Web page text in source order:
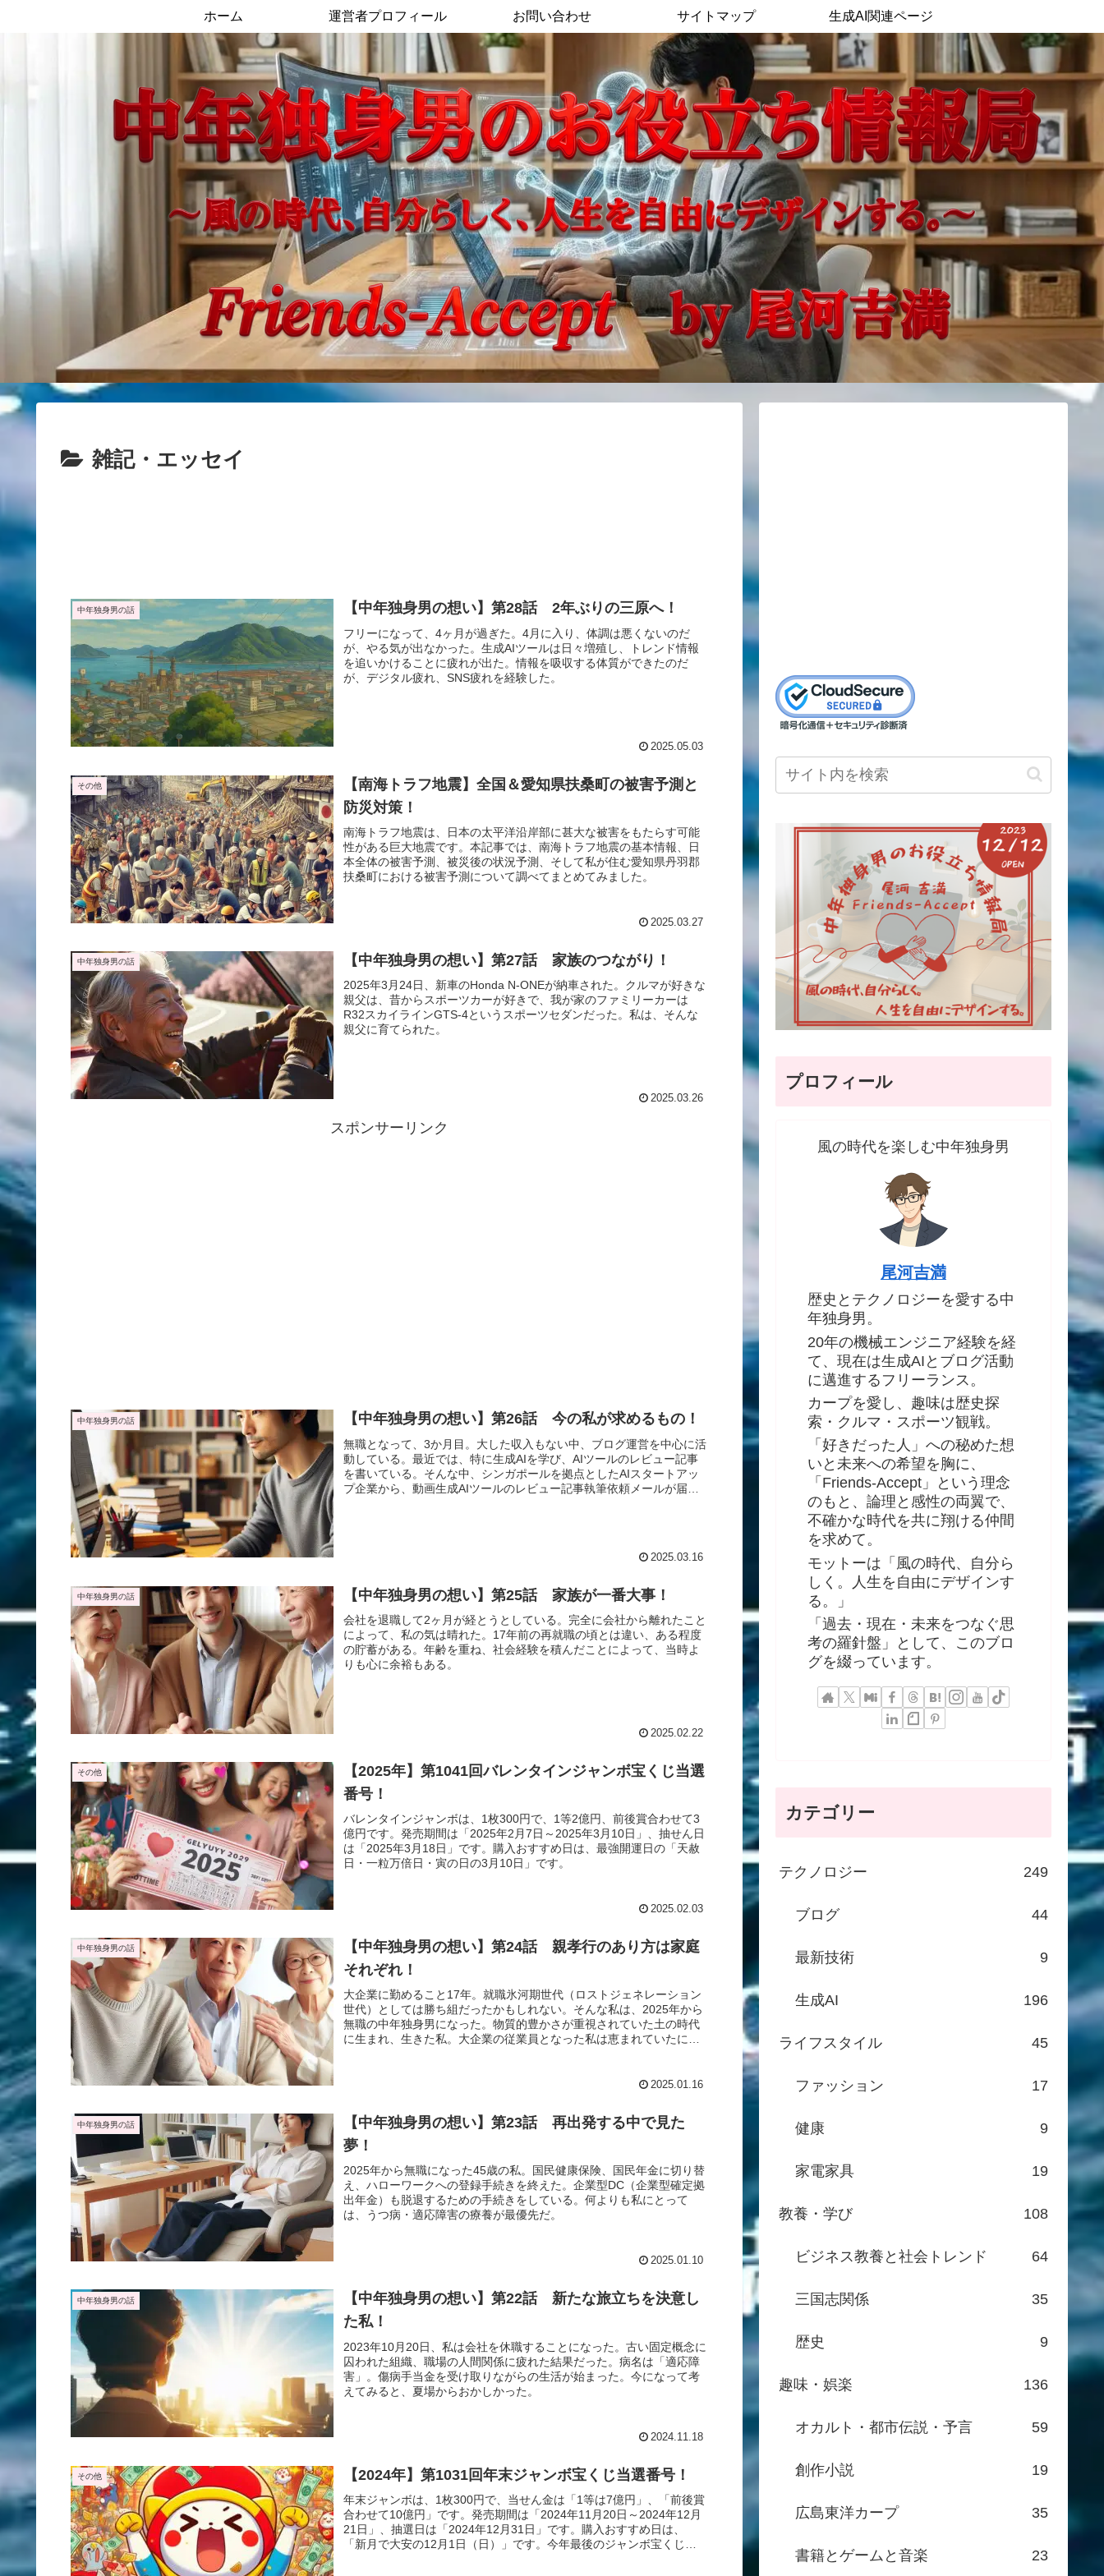
ホーム 運営者プロフィール お問い合わせ サイトマップ 生成AI関連ページ
雑記・エッセイ
中年独身男の話 【中年独身男の想い】第28話 2年ぶりの三原へ！
フリーになって、4ヶ月が過ぎた。4月に入り、体調は悪くないのだ
が、やる気が出なかった。生成AIツールは日々増殖し、トレンド情報
を追いかけることに疲れが出た。情報を吸収する体質ができたのだ
が、デジタル疲れ、SNS疲れを経験した。
2025.05.03
その他
【南海トラフ地震】全国＆愛知県扶桑町の被害予測と
防災対策！
南海トラフ地震は、日本の太平洋沿岸部に甚大な被害をもたらす可能
性がある巨大地震です。本記事では、南海トラフ地震の基本情報、日
本全体の被害予測、被災後の状況予測、そして私が住む愛知県丹羽郡
扶桑町における被害予測について調べてまとめてみました。
2025.03.27
中年独身男の話 【中年独身男の想い】第27話 家族のつながり！
2025年3月24日、新車のHonda N-ONEが納車された。クルマが好きな
親父は、昔からスポーツカーが好きで、我が家のファミリーカーは
R32スカイラインGTS-4というスポーツセダンだった。私は、そんな
親父に育てられた。
2025.03.26
スポンサーリンク
中年独身男の話 【中年独身男の想い】第26話 今の私が求めるもの！
無職となって、3か月目。大した収入もない中、ブログ運営を中心に活
動している。最近では、特に生成AIを学び、AIツールのレビュー記事
を書いている。そんな中、シンガポールを拠点としたAIスタートアッ
プ企業から、動画生成AIツールのレビュー記事執筆依頼メールが届い
2025.03.16
中年独身男の話 【中年独身男の想い】第25話 家族が一番大事！
会社を退職して2ヶ月が経とうとしている。完全に会社から離れたこと
によって、私の気は晴れた。17年前の再就職の頃とは違い、ある程度
の貯蓄がある。年齢を重ね、社会経験を積んだことによって、当時よ
りも心に余裕もある。
2025.02.22
その他
【2025年】第1041回バレンタインジャンボ宝くじ当選
番号！
バレンタインジャンボは、1枚300円で、1等2億円、前後賞合わせて3
億円です。発売期間は「2025年2月7日～2025年3月10日」、抽せん日
は「2025年3月18日」です。購入おすすめ日は、最強開運日の「天赦
日・一粒万倍日・寅の日の3月10日」です。
2025.02.03
中年独身男の話
【中年独身男の想い】第24話 親孝行のあり方は家庭
それぞれ！
大企業に勤めること17年。就職氷河期世代（ロストジェネレーション
世代）としては勝ち組だったかもしれない。そんな私は、2025年から
無職の中年独身男になった。物質的豊かさが重視されていた土の時代
に生まれ、生きた私。大企業の従業員となった私は恵まれていたに違
2025.01.16
中年独身男の話
【中年独身男の想い】第23話 再出発する中で見た
夢！
2025年から無職になった45歳の私。国民健康保険、国民年金に切り替
え、ハローワークへの登録手続きを終えた。企業型DC（企業型確定拠
出年金）も脱退するための手続きをしている。何よりも私にとって
は、うつ病・適応障害の療養が最優先だ。
2025.01.10
中年独身男の話
【中年独身男の想い】第22話 新たな旅立ちを決意し
た私！
2023年10月20日、私は会社を休職することになった。古い固定概念に
囚われた組織、職場の人間関係に疲れた結果だった。病名は「適応障
害」。傷病手当金を受け取りながらの生活が始まった。今になって考
えてみると、夏場からおかしかった。
2024.11.18
その他 【2024年】第1031回年末ジャンボ宝くじ当選番号！
年末ジャンボは、1枚300円で、当せん金は「1等は7億円」、「前後賞
合わせて10億円」です。発売期間は「2024年11月20日～2024年12月
21日」、抽選日は「2024年12月31日」です。購入おすすめ日は、
「新月で大安の12月1日（日）」です。今年最後のジャンボ宝くじ
プロフィール
風の時代を楽しむ中年独身男
尾河吉満
歴史とテクノロジーを愛する中
年独身男。
20年の機械エンジニア経験を経
て、現在は生成AIとブログ活動
に邁進するフリーランス。
カープを愛し、趣味は歴史探
索・クルマ・スポーツ観戦。
「好きだった人」への秘めた想
いと未来への希望を胸に、
「Friends-Accept」という理念
のもと、論理と感性の両翼で、
不確かな時代を共に翔ける仲間
を求めて。
モットーは「風の時代、自分ら
しく。人生を自由にデザインす
る。」
「過去・現在・未来をつなぐ思
考の羅針盤」として、このブロ
グを綴っています。
カテゴリー
テクノロジー 249
ブログ 44
最新技術 9
生成AI 196
ライフスタイル 45
ファッション 17
健康 9
家電家具 19
教養・学び 108
ビジネス教養と社会トレンド 64
三国志関係 35
歴史 9
趣味・娯楽 136
オカルト・都市伝説・予言 59
創作小説 19
広島東洋カープ 35
書籍とゲームと音楽 23